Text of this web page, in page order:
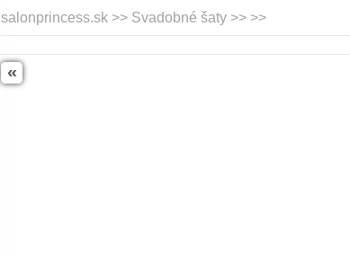
salonprincess.sk >> Svadobné šaty >> >>
«